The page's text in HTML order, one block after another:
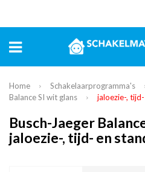
Home Schakelaarprogramma's
Balance SI wit glans
jaloezie-,
Busch-Jaeger
jaloezie-, tijd- en